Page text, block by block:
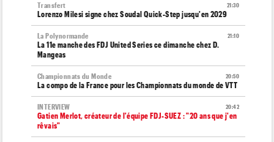
21:30
Transfert
Lorenzo Milesi signe chez Soudal Quick-Step jusqu'en 2029
21:10
La Polynormande
La 11e manche des FDJ United Series ce dimanche chez D.
Mangeas
20:50
Championnats du Monde
La compo de la France pour les Championnats du monde de VTT
20:42
INTERVIEW
Gatien Merlot, créateur de l'équipe FDJ-SUEZ : "20 ans que j'en
rêvais"